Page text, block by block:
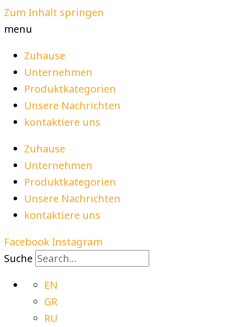
Zum Inhalt springen
menu
Zuhause
Unternehmen
Produktkategorien
Unsere Nachrichten
kontaktiere uns
Zuhause
Unternehmen
Produktkategorien
Unsere Nachrichten
kontaktiere uns
Facebook Instagram
Suche
EN
GR
RU